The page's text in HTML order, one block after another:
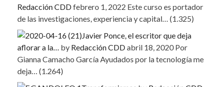
Redacción CDDfebrero 1, 2022 Este curso es portador
de las investigaciones, experiencia y capital…
(1.325)
Javier Ponce, el escritor que deja
aflorar a la…
by Redacción CDDabril 18, 2020 Por
Gianna Camacho García Ayudados por la tecnología me
deja…
(1.264)